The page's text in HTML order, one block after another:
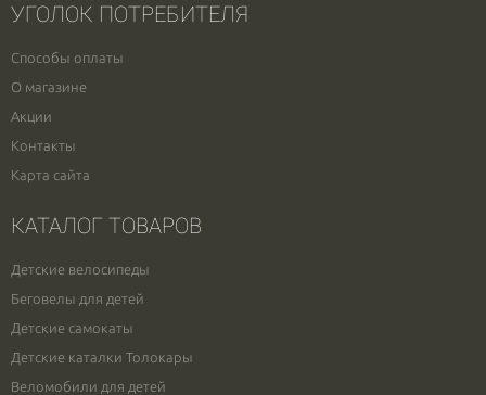
УГОЛОК ПОТРЕБИТЕЛЯ
Способы оплаты
О магазине
Акции
Контакты
Карта сайта
КАТАЛОГ ТОВАРОВ
Детские велосипеды
Беговелы для детей
Детские самокаты
Детские каталки Толокары
Веломобили для детей